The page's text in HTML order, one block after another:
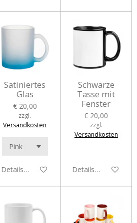
Satiniertes
Glas
€ 20,00
zzgl.
Versandkosten
Details anzeigen
Schwarze
Tasse mit
Fenster
€ 20,00
zzgl.
Versandkosten
Details anzeigen